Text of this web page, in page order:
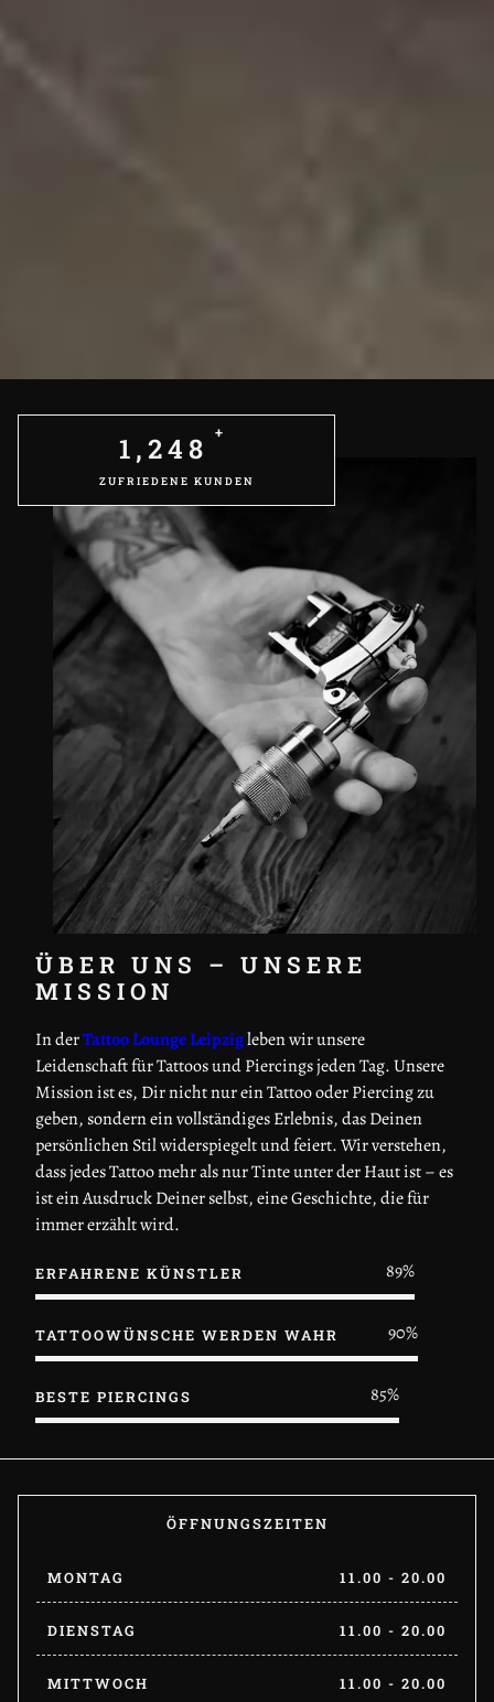
1,250 +
ZUFRIEDENE KUNDEN
ÜBER UNS – UNSERE
MISSION
In derTattoo Lounge Leipzigleben wir unsere
Leidenschaft für Tattoos und Piercings jeden Tag. Unsere
Mission ist es, Dir nicht nur ein Tattoo oder Piercing zu
geben, sondern ein vollständiges Erlebnis, das Deinen
persönlichen Stil widerspiegelt und feiert. Wir verstehen,
dass jedes Tattoo mehr als nur Tinte unter der Haut ist – es
ist ein Ausdruck Deiner selbst, eine Geschichte, die für
immer erzählt wird.
ERFAHRENE KÜNSTLER 95
TATTOOWÜNSCHE WERDEN WAHR
BESTE PIERCINGS
ÖFFNUNGSZEITEN
MONTAG 11.00 - 20.00
DIENSTAG 11.00 - 20.00
MITTWOCH 11.00 - 20.00